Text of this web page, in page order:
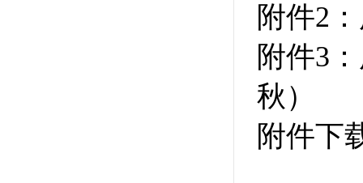
附件2
附件3
秋）
附件下